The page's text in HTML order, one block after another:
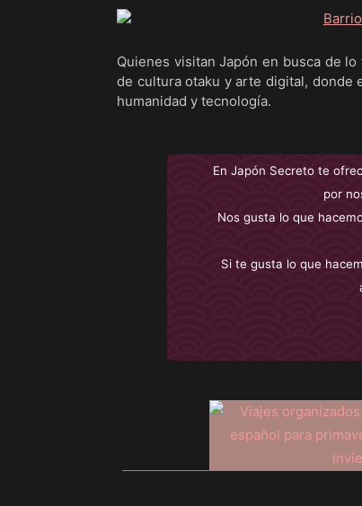
Quienes visitan Japón en busca de
de cultura otaku y arte digital, donde
humanidad y tecnología.
En Japón Secreto te
por
Nos gusta lo que
Si te gusta lo que